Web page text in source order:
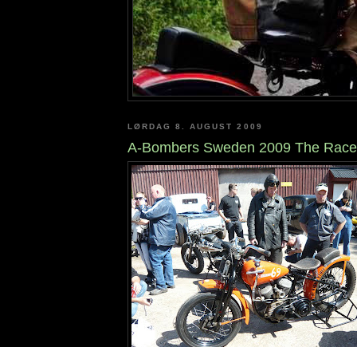
LØRDAG 8. AUGUST 2009
A-Bombers Sweden 2009 The Race